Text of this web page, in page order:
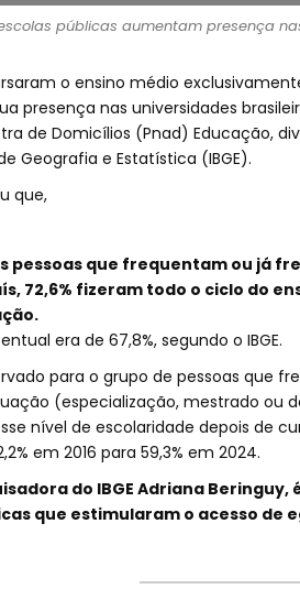
públicas aumentam presença
o ensino médio
presença nas universidades
de Domicílios (Pnad) Educação,
Geografia e Estatística (IBGE).
que,
pessoas que frequentam ou já
72,6% fizeram todo o ciclo do
era de 67,8%, segundo o IBGE.
para o grupo de pessoas que
(especialização, mestrado ou
nível de escolaridade depois de
em 2016 para 59,3% em 2024.
do IBGE Adriana
que estimularam o acesso de